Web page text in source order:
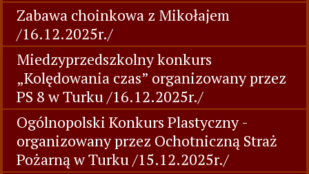
Zabawa choinkowa z Mikołajem
/16.12.2025r./
Miedzyprzedszkolny konkurs
„Kolędowania czas” organizowany przez
PS 8 w Turku /16.12.2025r./
Ogólnopolski Konkurs Plastyczny -
organizowany przez Ochotniczną Straż
Pożarną w Turku /15.12.2025r./